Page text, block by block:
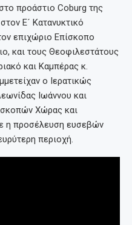
προάστιο Coburg της
Ε´ Κατανυκτικό
επιχώριο Επίσκοπο
και τους Θεοφιλεστάτους
και Καμπέρας κ.
ο Ιερατικώς
Ιωάννου και
Χώρας και
η προσέλευση ευσεβών
περιοχή.